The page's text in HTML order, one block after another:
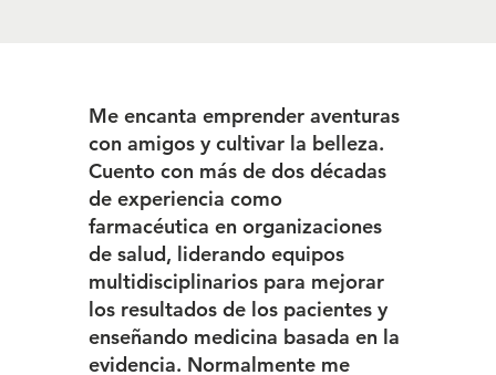
Me encanta emprender aventuras
con amigos y cultivar la belleza.
Cuento con más de dos décadas
de experiencia como
farmacéutica en organizaciones
de salud, liderando equipos
multidisciplinarios para mejorar
los resultados de los pacientes y
enseñando medicina basada en la
evidencia. Normalmente me